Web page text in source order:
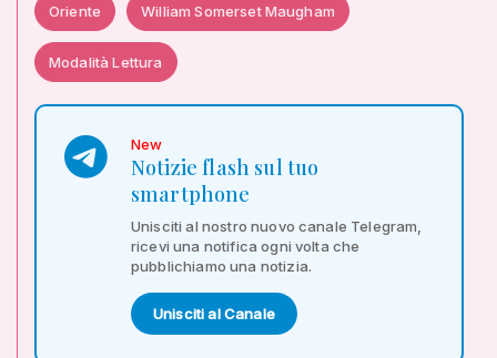
Oriente William Somerset Maugham
Modalità Lettura
New
Notizie flash sul tuo
smartphone
Unisciti al nostro nuovo canale Telegram,
ricevi una notifica ogni volta che
pubblichiamo una notizia.
Unisciti al Canale